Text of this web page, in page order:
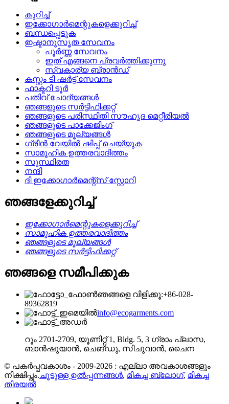
കുറിച്ച്
ഇക്കോഗാർമെന്റുകളെക്കുറിച്ച്
ബന്ധപ്പെടുക
ഇഷ്ടാനുസൃത സേവനം
പൂർണ്ണ സേവനം
ഇത് എങ്ങനെ പ്രവർത്തിക്കുന്നു
സ്വകാര്യ ബ്രാൻഡ്
കസ്റ്റം ടി ഷർട്ട് സേവനം
ഫാക്ടറി ടൂർ
പതിവ് ചോദ്യങ്ങൾ
ഞങ്ങളുടെ സർട്ടിഫിക്കറ്റ്
ഞങ്ങളുടെ പരിസ്ഥിതി സൗഹൃദ മെറ്റീരിയൽ
ഞങ്ങളുടെ പാക്കേജിംഗ്
ഞങ്ങളുടെ മൂല്യങ്ങൾ
ഗ്രീൻ വേയിൽ ഷിപ്പ് ചെയ്യുക
സാമൂഹിക ഉത്തരവാദിത്തം
സുസ്ഥിരത
നന്ദി
ദി ഇക്കോഗാർമെന്റ്സ് സ്റ്റോറി
ഞങ്ങളേക്കുറിച്ച്
ഇക്കോഗാർമെന്റുകളെക്കുറിച്ച്
സാമൂഹിക ഉത്തരവാദിത്തം
ഞങ്ങളുടെ മൂല്യങ്ങൾ
ഞങ്ങളുടെ സർട്ടിഫിക്കറ്റ്
ഞങ്ങളെ സമീപിക്കുക
ഞങ്ങളെ വിളിക്കൂ:+86-028-
89362819
info@ecogarments.com
റൂം 2701-2709, യൂണിറ്റ് 1, Bldg. 5, 3 ഗ്രാം പ്ലാസ,
ബാൻഷുയാൻ, ചെങ്‌ഡു, സിചുവാൻ, ചൈന
© പകർപ്പവകാശം - 2009-2026 : എല്ലാ അവകാശങ്ങളും
നിക്ഷിപ്തം. ചൂടുള്ള ഉൽപ്പന്നങ്ങൾ, മികച്ച ബ്ലോഗ്, മികച്ച
തിരയൽ